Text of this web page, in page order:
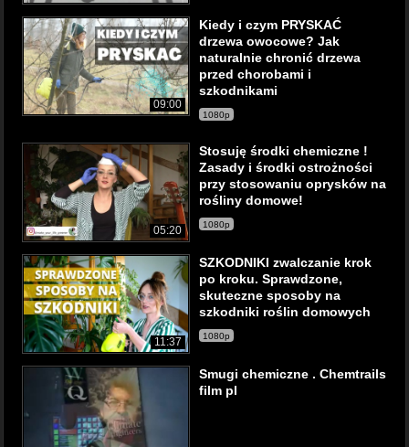
09:00
Kiedy i czym PRYSKAĆ
drzewa owocowe? Jak
naturalnie chronić drzewa
przed chorobami i
szkodnikami
1080p
05:20
Stosuję środki chemiczne !
Zasady i środki ostrożności
przy stosowaniu oprysków na
rośliny domowe!
1080p
11:37
SZKODNIKI zwalczanie krok
po kroku. Sprawdzone,
skuteczne sposoby na
szkodniki roślin domowych
1080p
Smugi chemiczne . Chemtrails
film pl